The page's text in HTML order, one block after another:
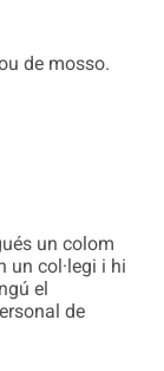
de mosso.
un colom
un col·legi i hi
el
de